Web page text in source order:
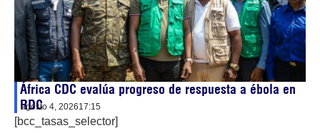
África CDC evalúa progreso de respuesta a ébola en
RDC
agosto 4, 202617:15
[bcc_tasas_selector]